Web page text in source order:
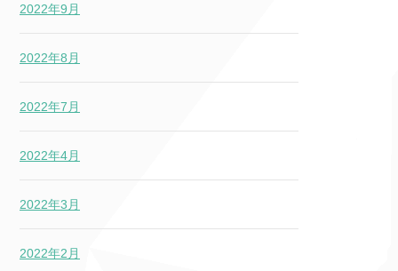
2022年9月
2022年8月
2022年7月
2022年4月
2022年3月
2022年2月